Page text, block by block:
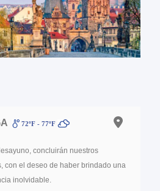
72ºF - 77ºF
concluirán nuestros
con el deseo de haber brindado una
inolvidable.